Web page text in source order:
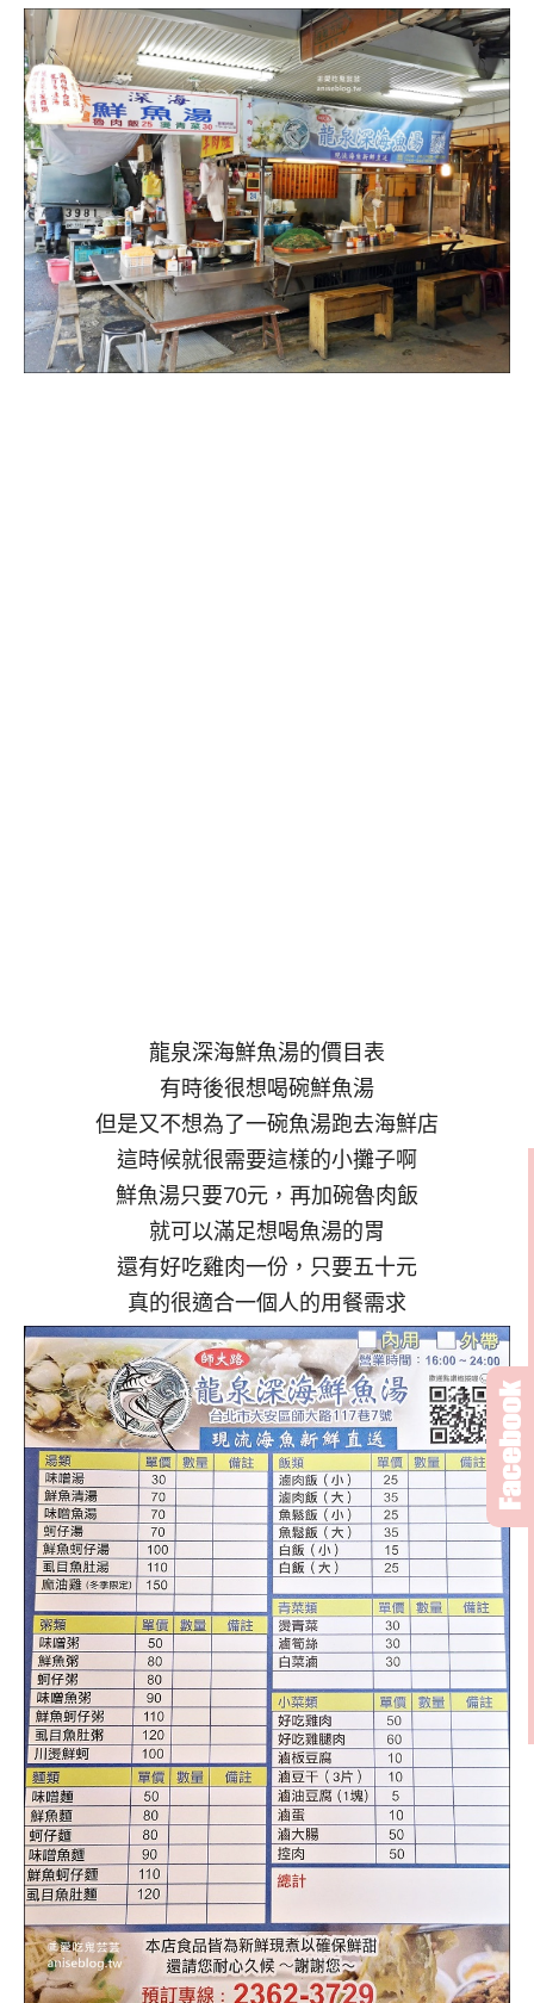
龍泉深海鮮魚湯的價目表
有時後很想喝碗鮮魚湯
但是又不想為了一碗魚湯跑去海鮮店
這時候就很需要這樣的小攤子啊
鮮魚湯只要70元，再加碗魯肉飯
就可以滿足想喝魚湯的胃
還有好吃雞肉一份，只要五十元
真的很適合一個人的用餐需求